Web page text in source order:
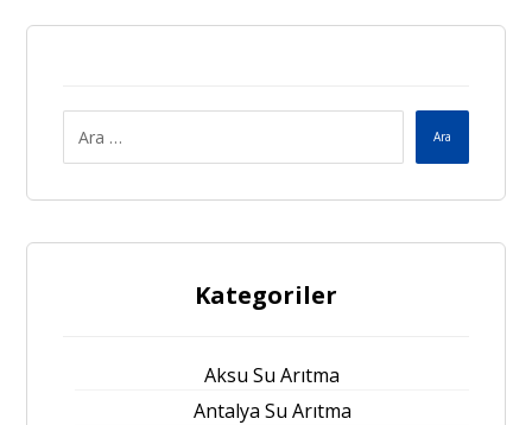
Ara
Kategoriler
Aksu Su Arıtma
Antalya Su Arıtma